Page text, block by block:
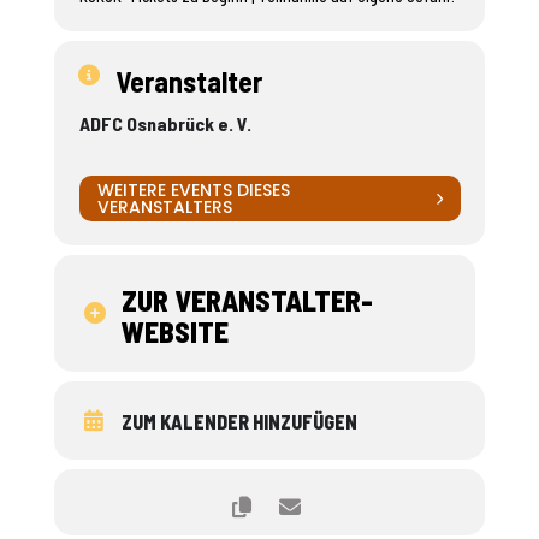
Veranstalter
ADFC Osnabrück e. V.
WEITERE EVENTS DIESES
VERANSTALTERS
ZUR VERANSTALTER-
WEBSITE
ZUM KALENDER HINZUFÜGEN